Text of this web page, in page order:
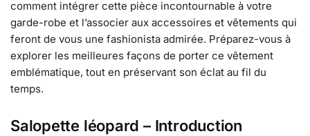
comment intégrer cette pièce incontournable à votre
garde-robe et l’associer aux accessoires et vêtements qui
feront de vous une fashionista admirée. Préparez-vous à
explorer les meilleures façons de porter ce vêtement
emblématique, tout en préservant son éclat au fil du
temps.
Salopette léopard – Introduction